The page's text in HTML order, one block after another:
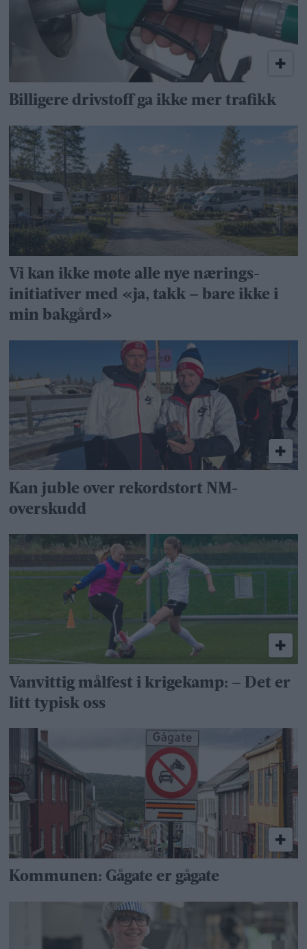
Billigere drivstoff ga ikke mer trafikk
Vi kan ikke møte alle nye nærings­
initiativer med «ja, takk – bare ikke i
min bakgård»
Kan juble over rekordstort NM-
overskudd
Vanvittig målfest i krigekamp: – Det er
litt typisk oss
Kommunen: Gågate er gågate